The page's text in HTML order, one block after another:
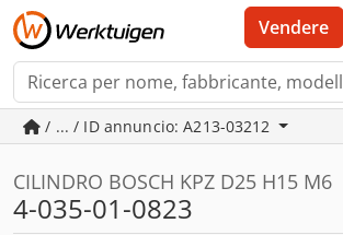
Vendere
/ ... / ID annuncio: A213-03212
CILINDRO BOSCH KPZ D25 H15 M6
4-035-01-0823